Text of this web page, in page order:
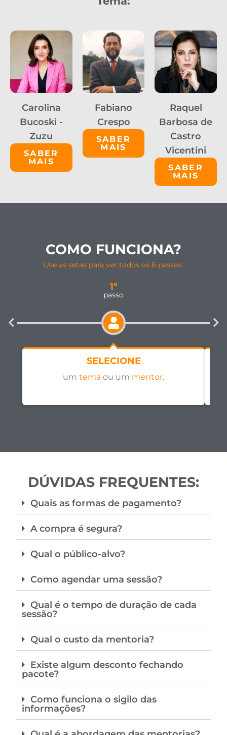
Carolina
Bucoski -
Zuzu
SABER
MAIS
Fabiano
Crespo
SABER
MAIS
Raquel
Barbosa de
Castro
Vicentini
SABER
MAIS
COMO FUNCIONA?
Use as setas para ver todos os 6 passos.
1º
passo
SELECIONE
um tema ou um mentor.
DÚVIDAS FREQUENTES:
Quais as formas de pagamento?
A compra é segura?
Qual o público-alvo?
Como agendar uma sessão?
Qual é o tempo de duração de cada
sessão?
Qual o custo da mentoria?
Existe algum desconto fechando
pacote?
Como funciona o sigilo das
informações?